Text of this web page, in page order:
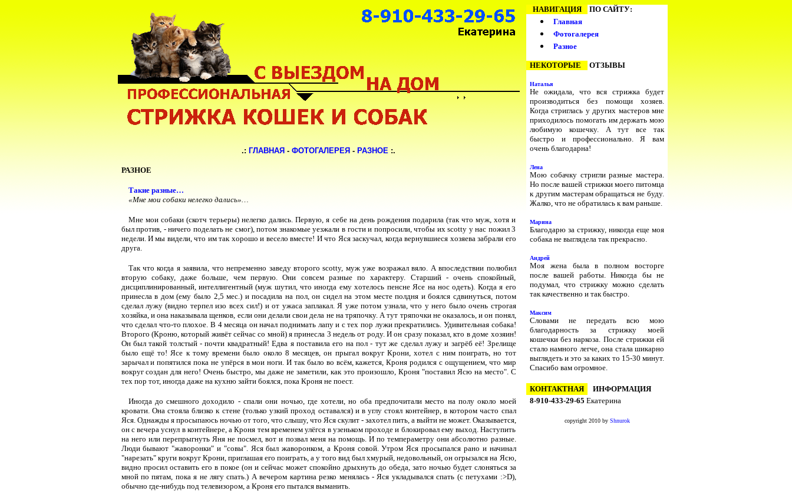
НАВИГАЦИЯ
ПО САЙТУ:
Главная
Фотогалерея
Разное
НЕКОТОРЫЕ ОТЗЫВЫ
Наталья
Не ожидала, что вся стрижка будет
производиться без помощи хозяев.
Когда стриглась у других мастеров мне
приходилось помогать им держать мою
любимую кошечку. А тут все так
быстро и профессионально. Я вам
очень благодарна!
Лена
Мою собачку стригли разные мастера.
Но после вашей стрижки моего питомца
к другим мастерам обращаться не буду.
Жалко, что не обратилась к вам раньше.
Марина
Благодарю за стрижку, никогда еще моя
собака не выглядела так прекрасно.
Андрей
Моя жена была в полном восторге
после вашей работы. Никогда бы не
подумал, что стрижку можно сделать
так качественно и так быстро.
Максим
Словами не передать всю мою
благодарность за стрижку моей
кошечки без наркоза. После стрижки ей
стало намного легче, она стала шикарно
выглядеть и это за каких то 15-30 минут.
Спасибо вам огромное.
КОНТАКТНАЯ
ИНФОРМАЦИЯ
8-910-433-29-65 Екатерина
copyright 2010 by Shnurok
.: ГЛАВНАЯ - ФОТОГАЛЕРЕЯ - РАЗНОЕ :.
РАЗНОЕ
Такие разные…
«Мне мои собаки нелегко дались»…
Мне мои собаки (скотч терьеры) нелегко дались. Первую, я себе на день рождения подарила (так что муж, хотя и
был против, - ничего поделать не смог), потом знакомые уезжали в гости и попросили, чтобы их scotty у нас пожил 3
недели. И мы видели, что им так хорошо и весело вместе! И что Яся заскучал, когда вернувшиеся хозяева забрали его
друга.
Так что когда я заявила, что непременно заведу второго scotty, муж уже возражал вяло. А впоследствии полюбил
вторую собаку, даже больше, чем первую. Они совсем разные по характеру. Старший - очень спокойный,
дисциплинированный, интеллигентный (муж шутил, что иногда ему хотелось пенсне Ясе на нос одеть). Когда я его
принесла в дом (ему было 2,5 мес.) и посадила на пол, он сидел на этом месте полдня и боялся сдвинуться, потом
сделал лужу (видно терпел изо всех сил!) и от ужаса заплакал. Я уже потом узнала, что у него было очень строгая
хозяйка, и она наказывала щенков, если они делали свои дела не на тряпочку. А тут тряпочки не оказалось, и он понял,
что сделал что-то плохое. В 4 месяца он начал поднимать лапу и с тех пор лужи прекратились. Удивительная собака!
Второго (Кроню, который живёт сейчас со мной) я принесла 3 недель от роду. И он сразу показал, кто в доме хозяин!
Он был такой толстый - почти квадратный! Едва я поставила его на пол - тут же сделал лужу и загрёб её! Зрелище
было ещё то! Ясе к тому времени было около 8 месяцев, он прыгал вокруг Крони, хотел с ним поиграть, но тот
зарычал и попятился пока не упёрся в мои ноги. И так было во всём, кажется, Кроня родился с ощущением, что мир
вокруг создан для него! Очень быстро, мы даже не заметили, как это произошло, Кроня "поставил Ясю на место". С
тех пор тот, иногда даже на кухню зайти боялся, пока Кроня не поест.
Иногда до смешного доходило - спали они ночью, где хотели, но оба предпочитали место на полу около моей
кровати. Она стояла близко к стене (только узкий проход оставался) и в углу стоял контейнер, в котором часто спал
Яся. Однажды я просыпаюсь ночью от того, что слышу, что Яся скулит - захотел пить, а выйти не может. Оказывается,
он с вечера уснул в контейнере, а Кроня тем временем улёгся в узеньком проходе и блокировал ему выход. Наступить
на него или перепрыгнуть Яня не посмел, вот и позвал меня на помощь. И по темпераметру они абсолютно разные.
Люди бывают "жаворонки" и "совы". Яся был жаворонком, а Кроня совой. Утром Яся просыпался рано и начинал
"нарезать" круги вокруг Крони, приглашая его поиграть, а у того вид был хмурый, недовольный, он огрызался на Ясю,
видно просил оставить его в покое (он и сейчас может спокойно дрыхнуть до обеда, зато ночью будет слоняться за
мной по пятам, пока я не лягу спать.) А вечером картина резко менялась - Яся укладывался спать (с петухами :>D),
обычно где-нибудь под телевизором, а Кроня его пытался выманить.